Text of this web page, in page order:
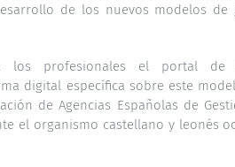
de los nuevos modelos de
profesionales el portal de
digital específica sobre este
de Agencias Españolas de
el organismo castellano y leonés